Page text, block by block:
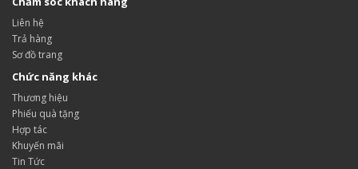
Liên hệ
Trả hàng
Sơ đồ trang
Chức năng khác
Thương hiệu
Phiếu quà tặng
Hợp tác
Khuyến mãi
Tin Tức